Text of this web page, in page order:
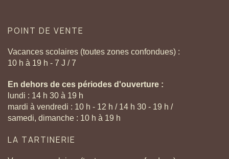
POINT DE VENTE
Vacances scolaires (toutes zones confondues) :
10 h à 19 h - 7 J / 7
En dehors de ces périodes d'ouverture :
lundi : 14 h 30 à 19 h
mardi à vendredi : 10 h - 12 h / 14 h 30 - 19 h /
samedi, dimanche : 10 h à 19 h
LA TARTINERIE